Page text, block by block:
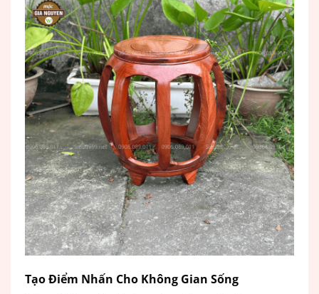
Tạo Điểm Nhấn Cho Không Gian Sống